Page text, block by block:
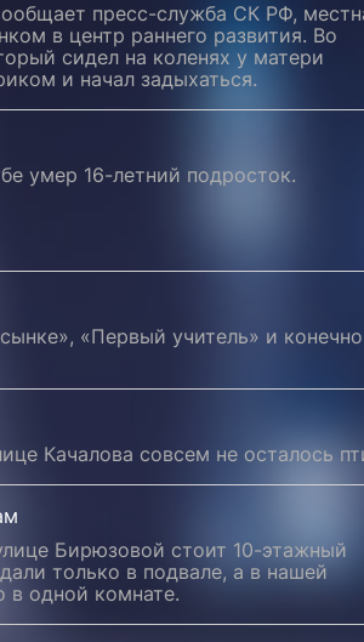
пресс-служба СК РФ,
в центр раннего развития. Во
сидел на коленях у матери
и начал задыхаться.
умер 16-летний подросток.
«Первый учитель» и конечно
Качалова совсем не осталось
Бирюзовой стоит 10-этажный
только в подвале, а в нашей
в одной комнате.